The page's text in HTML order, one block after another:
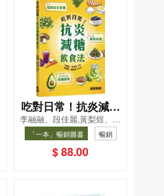
吃對日常！抗炎減糖
飲食法
李融融、段佳麗,黃梨煜、顧
凱辰
「一本」暢銷圖書 暢銷
$ 88.00